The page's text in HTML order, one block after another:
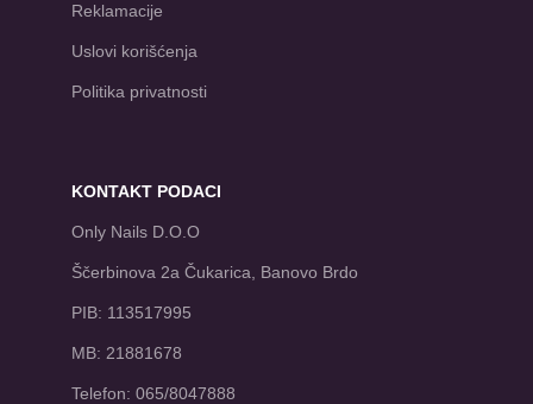
Reklamacije
Uslovi korišćenja
Politika privatnosti
KONTAKT PODACI
Only Nails D.O.O
Ščerbinova 2a Čukarica, Banovo Brdo
PIB: 113517995
MB: 21881678
Telefon: 065/8047888